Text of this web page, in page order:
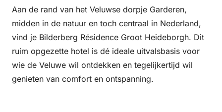
Aan de rand van het Veluwse dorpje Garderen,
midden in de natuur en toch centraal in Nederland,
vind je Bilderberg Résidence Groot Heideborgh. Dit
ruim opgezette hotel is dé ideale uitvalsbasis voor
wie de Veluwe wil ontdekken en tegelijkertijd wil
genieten van comfort en ontspanning.